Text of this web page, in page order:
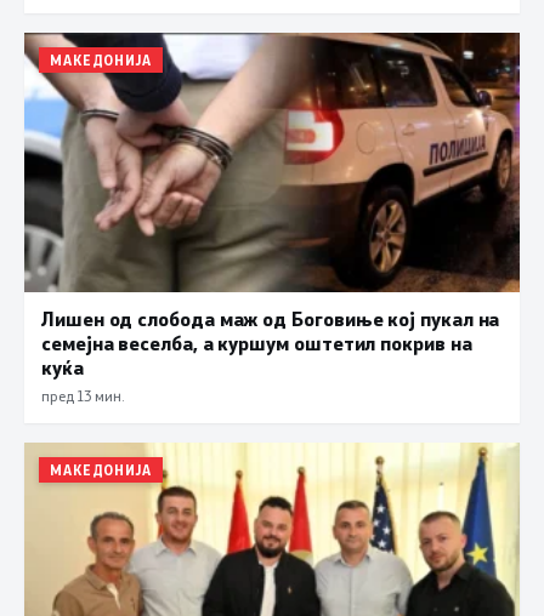
МАКЕДОНИЈА
Лишен од слобода маж од Боговиње кој пукал на
семејна веселба, а куршум оштетил покрив на
куќа
пред 13 мин.
МАКЕДОНИЈА